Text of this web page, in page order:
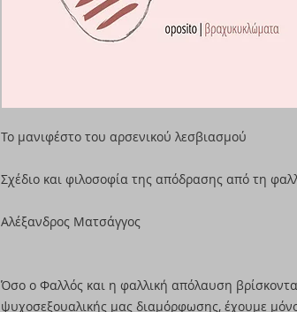
Το μανιφέστο του αρσενικού λεσβιασμού
Σχέδιο και φιλοσοφία της απόδρασης από τη
Αλέξανδρος Ματσάγγος
Όσο ο Φαλλός και η φαλλική απόλαυση
ψυχοσεξουαλικής μας διαμόρφωσης, έχουμε